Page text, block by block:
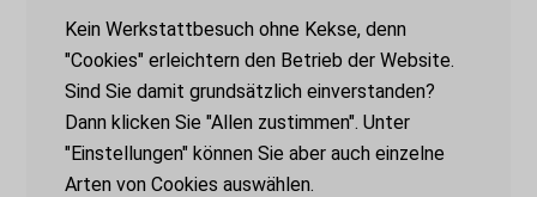
Menschen anleitet, Dinge und Gebäude
wertzuschätzen undzu schützen.“ Ein
Gedanke von Jacques Herzog, Mitbegründer
des Schweizer Architekturbüros Herzog und
de Meuron und Professor an der ETH
Zürich. Gefunden in: G. Koppen und T.C.
Kein Werkstattbesuch ohne Kekse, denn
"Cookies" erleichtern den Betrieb der Website.
Sind Sie damit grundsätzlich einverstanden?
Dann klicken Sie "Allen zustimmen". Unter
"Einstellungen" können Sie aber auch einzelne
Arten von Cookies auswählen.